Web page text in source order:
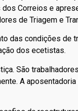
Correios e
de Triagem e
das condições de
dos ecetistas.
São
A